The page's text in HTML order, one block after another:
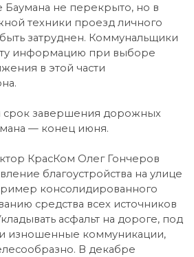
Баумана не перекрыто, но в
техники проезд личного
затруднен. Коммунальщики
информацию при выборе
в этой части
завершения дорожных
— конец июня.
КрасКом Олег Гончеров
благоустройства на улице
консолидированного
средства всех источников
асфальт на дороге, под
изношенные коммуникации,
В декабре